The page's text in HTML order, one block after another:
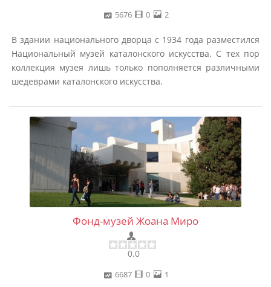
5676 0 2
В здании национального дворца с 1934 года разместился
Национальный музей каталонского искусства. С тех пор
коллекция музея лишь только пополняется различными
шедеврами каталонского искусства.
Фонд-музей Жоана Миро
0.0
6687 0 1